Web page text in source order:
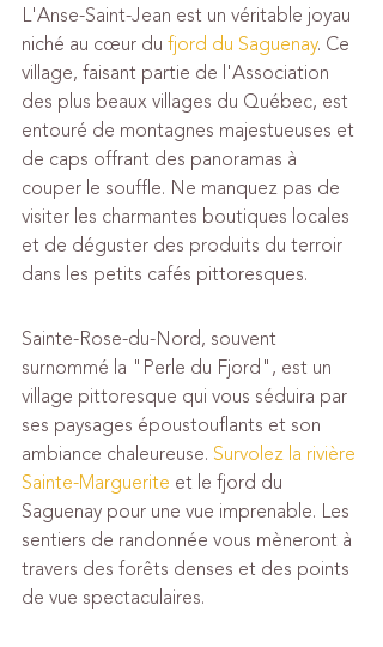
L'Anse-Saint-Jean est un véritable joyau
niché au cœur du fjord du Saguenay. Ce
village, faisant partie de l'Association
des plus beaux villages du Québec, est
entouré de montagnes majestueuses et
de caps offrant des panoramas à
couper le souffle. Ne manquez pas de
visiter les charmantes boutiques locales
et de déguster des produits du terroir
dans les petits cafés pittoresques.
Sainte-Rose-du-Nord, souvent
surnommé la "Perle du Fjord", est un
village pittoresque qui vous séduira par
ses paysages époustouflants et son
ambiance chaleureuse. Survolez la rivière
Sainte-Marguerite et le fjord du
Saguenay pour une vue imprenable. Les
sentiers de randonnée vous mèneront à
travers des forêts denses et des points
de vue spectaculaires.